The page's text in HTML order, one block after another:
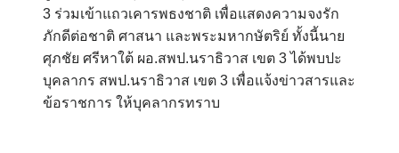
3 ร่วมเข้าแถวเคารพธงชาติ เพื่อแสดงความจงรัก
ภักดีต่อชาติ ศาสนา และพระมหากษัตริย์ ทั้งนี้นาย
ศุภชัย ศรีหาใต้ ผอ.สพป.นราธิวาส เขต 3 ได้พบปะ
บุคลากร สพป.นราธิวาส เขต 3 เพื่อแจ้งข่าวสารและ
ข้อราชการ ให้บุคลากรทราบ